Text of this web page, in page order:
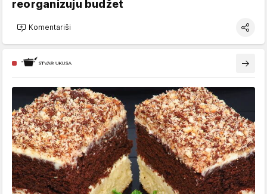
reorganizuju budžet
Komentariši